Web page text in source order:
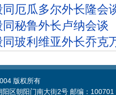
同厄瓜多尔外长隆会
同秘鲁外长卢纳会谈
同玻利维亚外长乔克
版权所有
阳区朝阳门南大街2号 邮编：